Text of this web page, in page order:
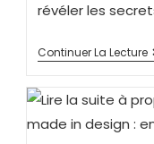
révéler les
Continuer La Lecture